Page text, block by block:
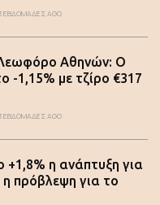
ΕΒΔΟΜΆΔΕΣ AGO
Αθηνών: Ο
-1,15% με τζίρο €317
ΕΒΔΟΜΆΔΕΣ AGO
+1,8% η ανάπτυξη για
πρόβλεψη για το